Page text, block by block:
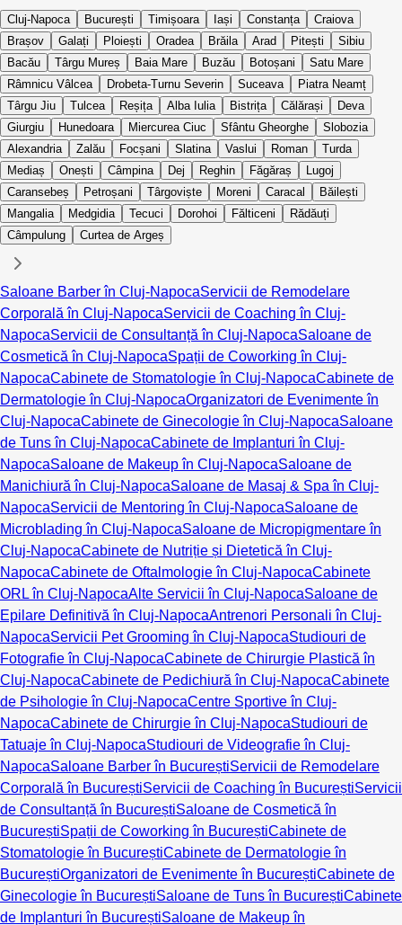
Cluj-Napoca București Timișoara Iași Constanța
Craiova
Brașov
Galați Ploiești Oradea Brăila Arad Pitești
Sibiu
Bacău
Târgu Mureș Baia Mare Buzău Botoșani
Satu Mare
Râmnicu Vâlcea
Drobeta-Turnu Severin Suceava
Piatra Neamț
Târgu Jiu
Tulcea Reșița Alba Iulia Bistrița Călărași
Deva
Giurgiu
Hunedoara Miercurea Ciuc Sfântu Gheorghe
Slobozia
Alexandria
Zalău Focșani Slatina Vaslui Roman
Turda
Mediaș
Onești Câmpina Dej Reghin Făgăraș
Lugoj
Caransebeș
Petroșani Târgoviște Moreni Caracal
Băilești
Mangalia
Medgidia Tecuci Dorohoi Fălticeni
Rădăuți
Câmpulung
Curtea de Argeș
Saloane Barber în Cluj-NapocaServicii de Remodelare
Corporală în Cluj-NapocaServicii de Coaching în Cluj-
NapocaServicii de Consultanță în Cluj-NapocaSaloane de
Cosmetică în Cluj-NapocaSpații de Coworking în Cluj-
NapocaCabinete de Stomatologie în Cluj-NapocaCabinete de
Dermatologie în Cluj-NapocaOrganizatori de Evenimente în
Cluj-NapocaCabinete de Ginecologie în Cluj-NapocaSaloane
de Tuns în Cluj-NapocaCabinete de Implanturi în Cluj-
NapocaSaloane de Makeup în Cluj-NapocaSaloane de
Manichiură în Cluj-NapocaSaloane de Masaj & Spa în Cluj-
NapocaServicii de Mentoring în Cluj-NapocaSaloane de
Microblading în Cluj-NapocaSaloane de Micropigmentare în
Cluj-NapocaCabinete de Nutriție și Dietetică în Cluj-
NapocaCabinete de Oftalmologie în Cluj-NapocaCabinete
ORL în Cluj-NapocaAlte Servicii în Cluj-NapocaSaloane de
Epilare Definitivă în Cluj-NapocaAntrenori Personali în Cluj-
NapocaServicii Pet Grooming în Cluj-NapocaStudiouri de
Fotografie în Cluj-NapocaCabinete de Chirurgie Plastică în
Cluj-NapocaCabinete de Pedichiură în Cluj-NapocaCabinete
de Psihologie în Cluj-NapocaCentre Sportive în Cluj-
NapocaCabinete de Chirurgie în Cluj-NapocaStudiouri de
Tatuaje în Cluj-NapocaStudiouri de Videografie în Cluj-
NapocaSaloane Barber în BucureștiServicii de Remodelare
Corporală în BucureștiServicii de Coaching în BucureștiServicii
de Consultanță în BucureștiSaloane de Cosmetică în
BucureștiSpații de Coworking în BucureștiCabinete de
Stomatologie în BucureștiCabinete de Dermatologie în
BucureștiOrganizatori de Evenimente în BucureștiCabinete de
Ginecologie în BucureștiSaloane de Tuns în BucureștiCabinete
de Implanturi în BucureștiSaloane de Makeup în